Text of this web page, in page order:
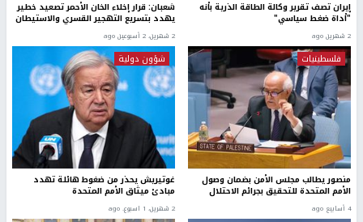
إيران تصف تقرير وكالة الطاقة الذرية بأنه
"أداة ضغط سياسي"
2 شهرين ago
شعبان: قرار إخلاء الخان الأحمر تصعيد خطير
يهدد بتسريع التهجير القسري والاستيطان
2 شهرين، 2 أسبوعين ago
فلسطينيات
منصور يطالب مجلس الأمن بضمان وصول
الأمم المتحدة للتحقيق بجرائم الاحتلال
4 أسابيع ago
شؤون دولية
غوتيريش يحذر من ضغوط هائلة تهدد
مبادئ ميثاق الأمم المتحدة
2 شهرين، 1 اسبوع. ago